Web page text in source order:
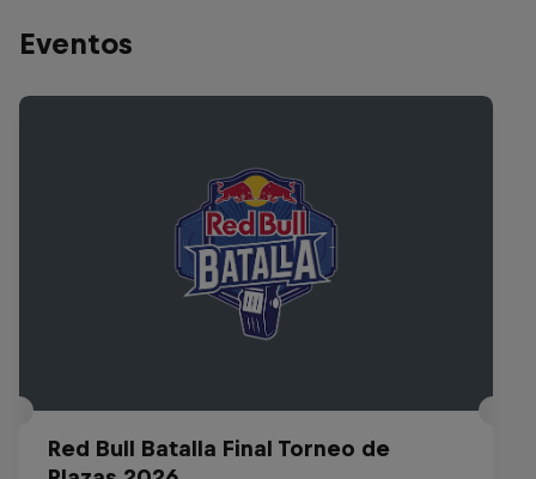
Eventos
Red Bull Batalla Final Torneo de